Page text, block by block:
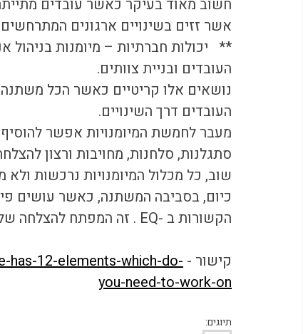
חשוב מאוד בעיקר כאשר עובדים
אשר זזים בשינויים ארגונים
**   יכולות חברתיות – מיומנות בניהול
העובדים ובניית צוותים.
נושאים אלו קריטיים כאשר הכל משתנה
העובדים דרך השינויים.
מעבר לחמשת המיומנויות אפשר
סתגלנות, סלחנות, מחויבות ורצון
שוב, כל מכלול המיומנויות נרכשות ולא
כיום, בסביבה המשתנה, כאשר עושים
הקשורות ב -EQ . זה המפתח להצלחה שלהם להוביל בתוך ים השיבושים שמסביב.
קישור - has-12-elements-which-do-
you-need-to-work-on
תיוגים: